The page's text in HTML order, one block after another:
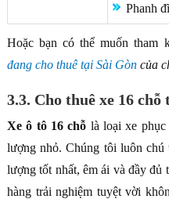
Phanh
Hoặc bạn có thể muốn tham
đang cho thuê tại Sài Gòncủa
3.3. Cho thuê xe 16 chỗ
Xe ô tô 16 chỗ là loại xe
lượng nhỏ. Chúng tôi luôn
lượng tốt nhất, êm ái và đầy đủ
hàng trải nghiệm tuyệt vời